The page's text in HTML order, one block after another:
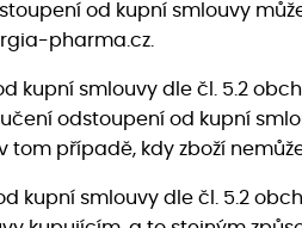
od kupní smlouvy
pharma.cz.
kupní smlouvy dle čl. 5.2
odstoupení od kupní
tom případě, kdy zboží
kupní smlouvy dle čl. 5.2